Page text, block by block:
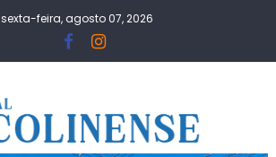
sexta-feira, agosto 07, 2026